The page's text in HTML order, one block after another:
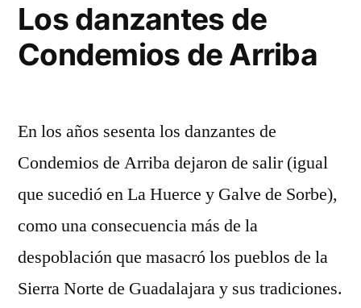
Los danzantes de
Condemios de Arriba
En los años sesenta los danzantes de
Condemios de Arriba dejaron de salir (igual
que sucedió en La Huerce y Galve de Sorbe),
como una consecuencia más de la
despoblación que masacró los pueblos de la
Sierra Norte de Guadalajara y sus tradiciones.